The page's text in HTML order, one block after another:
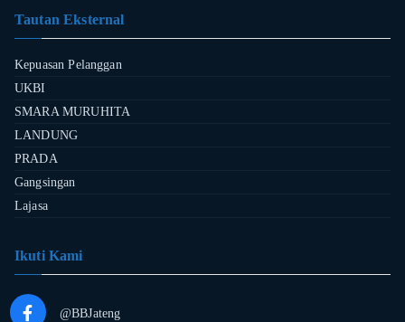
Tautan Eksternal
Kepuasan Pelanggan
UKBI
SMARA MURUHITA
LANDUNG
PRADA
Gangsingan
Lajasa
Ikuti Kami
@BBJateng